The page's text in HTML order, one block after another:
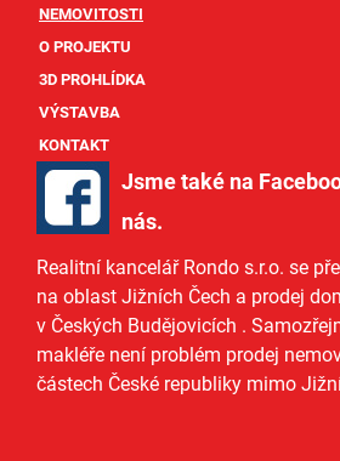
NEMOVITOSTI
O PROJEKTU
3D PROHLÍDKA
VÝSTAVBA
KONTAKT
Jsme také na
nás.
Realitní kancelář Rondo s.r.o. se
na oblast Jižních Čech a prodej
v Českých Budějovicích .
makléře není problém prodej
částech České republiky mimo